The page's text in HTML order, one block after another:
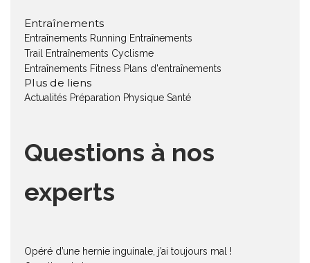
Entraînements
Entraînements Running Entraînements
Trail
Entraînements Cyclisme
Entraînements Fitness Plans d'entraînements
Plus de liens
Actualités Préparation Physique Santé
Questions à nos
experts
Opéré d’une hernie inguinale, j’ai toujours mal !